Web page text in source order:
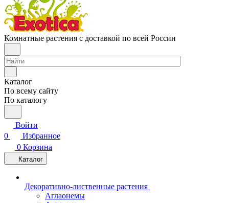
Комнатные растения с доставкой по всей России
Каталог
По всему сайту
По каталогу
Войти
0
Избранное
0 Корзина
Каталог
Декоративно-лиственные растения
Аглаонемы